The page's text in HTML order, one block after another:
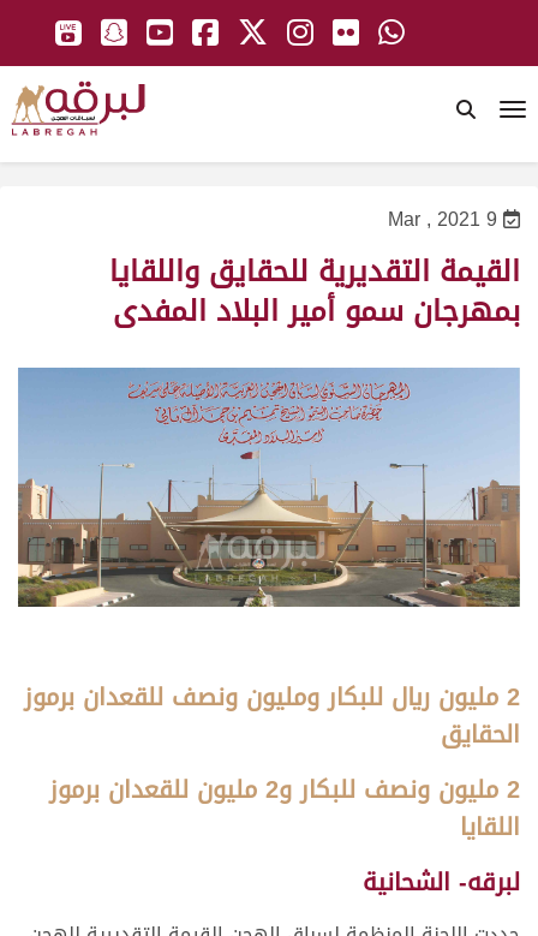
9 Mar , 2021
القيمة التقديرية للحقايق واللقايا
بمهرجان سمو أمير البلاد المفدى
2 مليون ريال للبكار ومليون ونصف للقعدان برموز
الحقايق
2 مليون ونصف للبكار و2 مليون للقعدان
برموز
اللقايا
لبرقه- الشحانية